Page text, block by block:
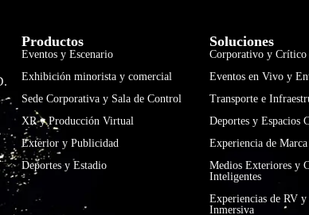
Productos
Eventos y Escenario
Exhibición minorista y comercial
Sede Corporativa y Sala de Control
XR y Producción Virtual
Exterior y Publicidad
Deportes y Estadio
Soluciones
Corporativo y Crítico
Eventos en Vivo y
Transporte e
Deportes y Espacios
Experiencia de
Medios Exteriores y
Inteligentes
Experiencias de RV y
Inmersiva